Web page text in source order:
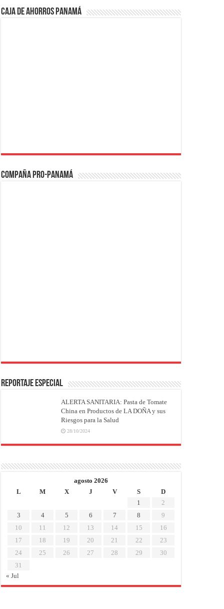
Caja de Ahorros Panamá
Compaña PRO-Panamá
REPORTAJE ESPECIAL
ALERTA SANITARIA: Pasta de Tomate
China en Productos de LA DOÑA y sus
Riesgos para la Salud
28/10/2024
agosto 2026
L
M X J V S
D
1
2
3
4 5 6 7 8
9
10
11 12 13 14 15
16
17
18 19 20 21 22
23
24
25 26 27 28 29
30
31
« Jul